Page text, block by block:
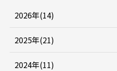
2026年(14)
2025年(21)
2024年(11)